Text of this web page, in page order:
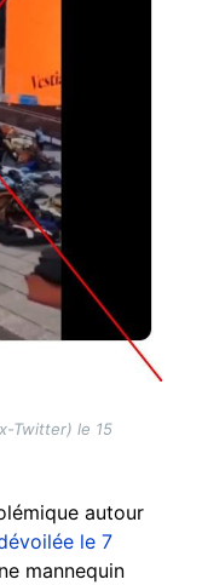
Twitter) le 15
autour
le 7
mannequin